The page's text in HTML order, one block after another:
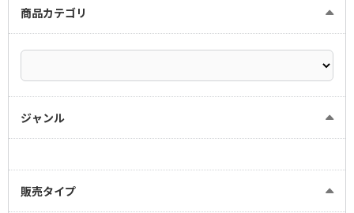
商品カテゴリ
ジャンル
販売タイプ